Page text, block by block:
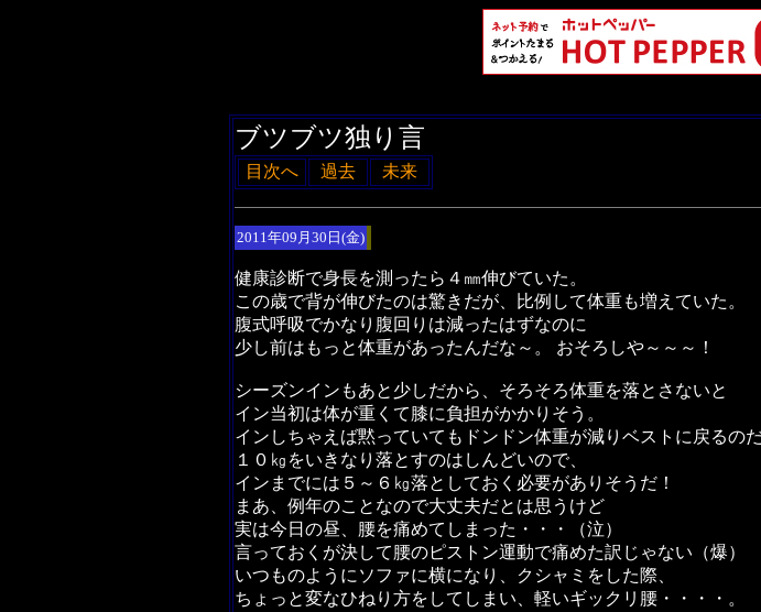
ブツブツ独り言
目次へ 過去 未来
2011年09月30日(金)
健康診断で身長を測ったら４㎜伸びていた。
この歳で背が伸びたのは驚きだが、比例して体重も増えていた。
腹式呼吸でかなり腹回りは減ったはずなのに
少し前はもっと体重があったんだな～。 おそろしや～～～！
シーズンインもあと少しだから、そろそろ体重を落とさないと
イン当初は体が重くて膝に負担がかかりそう。
インしちゃえば黙っていてもドンドン体重が減りベストに戻るの
１０㎏をいきなり落とすのはしんどいので、
インまでには５～６㎏落としておく必要がありそうだ！
まあ、例年のことなので大丈夫だとは思うけど
実は今日の昼、腰を痛めてしまった・・・（泣）
言っておくが決して腰のピストン運動で痛めた訳じゃない（爆）
いつものようにソファに横になり、クシャミをした際、
ちょっと変なひねり方をしてしまい、軽いギックリ腰・・・・。